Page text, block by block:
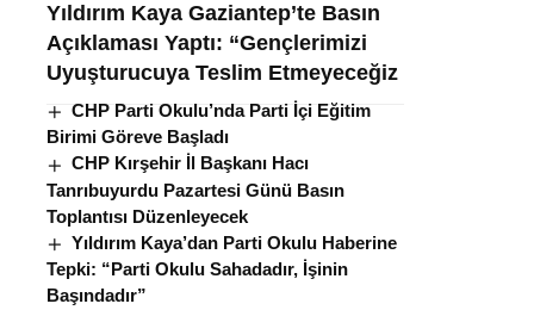
Yıldırım Kaya Gaziantep’te Basın
Açıklaması Yaptı: “Gençlerimizi
Uyuşturucuya Teslim Etmeyeceğiz
CHP Parti Okulu’nda Parti İçi Eğitim
Birimi Göreve Başladı
CHP Kırşehir İl Başkanı Hacı
Tanrıbuyurdu Pazartesi Günü Basın
Toplantısı Düzenleyecek
Yıldırım Kaya’dan Parti Okulu Haberine
Tepki: “Parti Okulu Sahadadır, İşinin
Başındadır”